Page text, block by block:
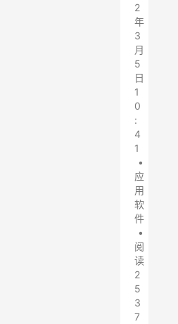
2
年
3
月
5
日
1
0
:
4
1
•
应
用
软
件
•
阅
读
2
5
3
7